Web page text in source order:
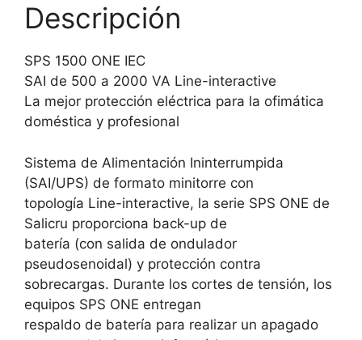
Descripción
SPS 1500 ONE IEC
SAI de 500 a 2000 VA Line-interactive
La mejor protección eléctrica para la ofimática
doméstica y profesional
Sistema de Alimentación Ininterrumpida
(SAI/UPS) de formato minitorre con
topología Line-interactive, la serie SPS ONE de
Salicru proporciona back-up de
batería (con salida de ondulador
pseudosenoidal) y protección contra
sobrecargas. Durante los cortes de tensión, los
equipos SPS ONE entregan
respaldo de batería para realizar un apagado